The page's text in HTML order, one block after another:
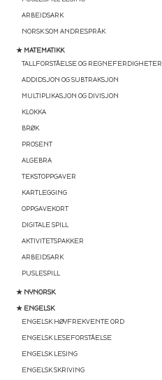
ARBEIDSARK
NORSK SOM ANDRESPRÅK
★ MATEMATIKK
TALLFORSTÅELSE OG REGNEFERDIGHETER
ADDIDSJON OG SUBTRAKSJON
MULTIPLIKASJON OG DIVISJON
KLOKKA
BRØK
PROSENT
ALGEBRA
TEKSTOPPGAVER
KARTLEGGING
OPPGAVEKORT
DIGITALE SPILL
AKTIVITETSPAKKER
ARBEIDSARK
PUSLESPILL
★ NYNORSK
★ ENGELSK
ENGELSK HØYFREKVENTE ORD
ENGELSK LESEFORSTÅELSE
ENGELSK LESING
ENGELSK SKRIVING